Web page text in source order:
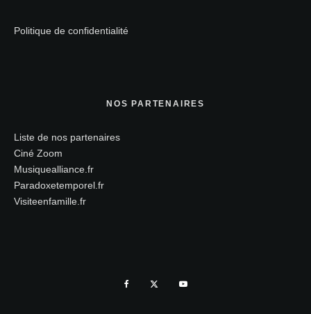
Politique de confidentialité
NOS PARTENAIRES
Liste de nos partenaires
Ciné Zoom
Musiquealliance.fr
Paradoxetemporel.fr
Visiteenfamille.fr